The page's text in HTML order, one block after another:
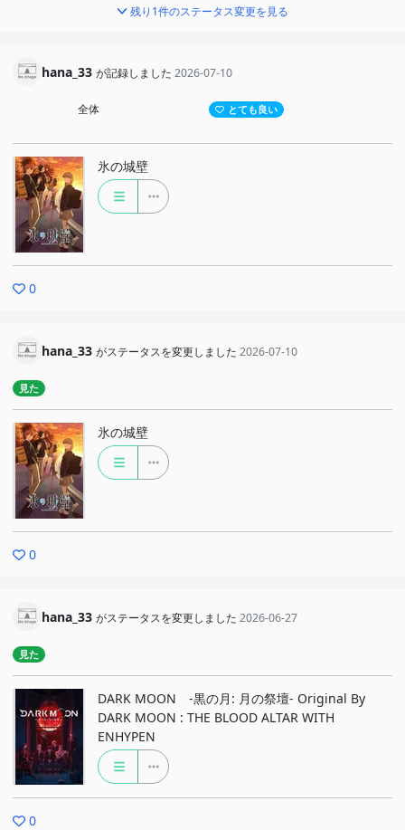
残り1件のステータス変更を見る
hana_33 が記録しました 2026-07-10
全体 とても良い
氷の城壁
0
hana_33 がステータスを変更しました 2026-07-10
見た
氷の城壁
0
hana_33 がステータスを変更しました 2026-06-27
見た
DARK MOON -黒の月: 月の祭壇- Original By
DARK MOON : THE BLOOD ALTAR WITH
ENHYPEN
0